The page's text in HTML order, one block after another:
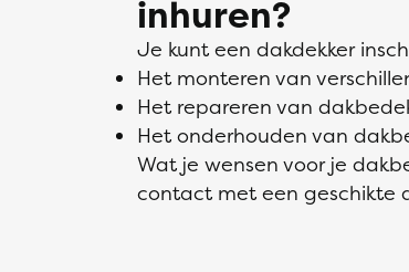
inhuren?
Je kunt een dakdekker
Het monteren van
Het repareren van
Het onderhouden van
Wat je wensen voor je
contact met een geschikte